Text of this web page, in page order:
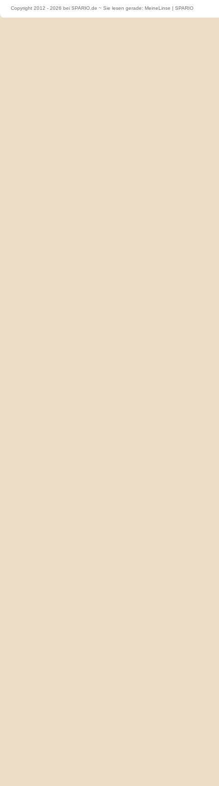
Copyright 2012 - 2026 bei SPARIO.de ~ Sie lesen gerade: MeineLinse | SPARIO